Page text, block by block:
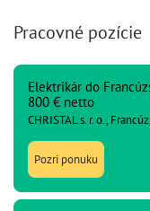
Pracovné pozície
Elektrikár do
800 € netto
CHRISTAL s. r. o.,
Pozri ponuku